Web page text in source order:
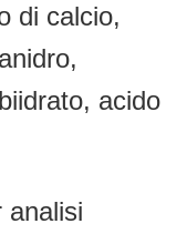
di calcio,
acido
analisi